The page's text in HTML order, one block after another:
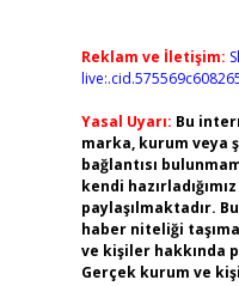
Reklam ve İletişim:
Yasal Uyarı: Bu
marka, kurum veya
bağlantısı
kendi
paylaşılmaktadır.
haber niteliği
ve kişiler hakkında
Gerçek kurum ve